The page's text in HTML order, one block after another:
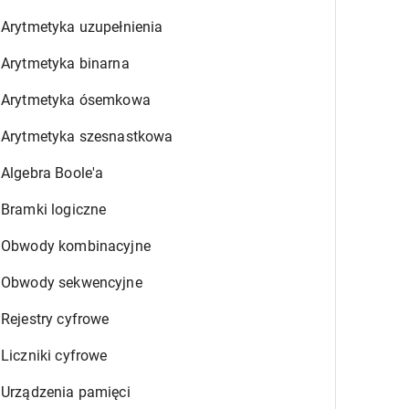
Arytmetyka uzupełnienia
Arytmetyka binarna
Arytmetyka ósemkowa
Arytmetyka szesnastkowa
Algebra Boole'a
Bramki logiczne
Obwody kombinacyjne
Obwody sekwencyjne
Rejestry cyfrowe
Liczniki cyfrowe
Urządzenia pamięci